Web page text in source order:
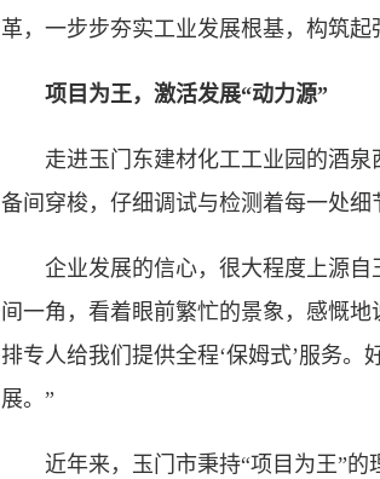
革，一步步夯实工业发展根基，构筑起
项目为王，激活发展“动力源”
走进玉门东建材化工工业园的酒泉
备间穿梭，仔细调试与检测着每一处
企业发展的信心，很大程度上源自
间一角，看着眼前繁忙的景象，感慨
排专人给我们提供全程‘保姆式’服务
展。”
近年来，玉门市秉持“项目为王”的